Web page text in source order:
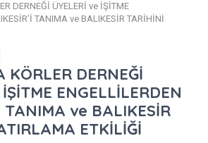
DERNEĞİ ÜYELERİ ve İŞİTME
TANIMA ve BALIKESİR TARİHİNİ
KÖRLER DERNEĞİ
ENGELLİLERDEN
TANIMA ve BALIKESİR
ETKİLİĞİ